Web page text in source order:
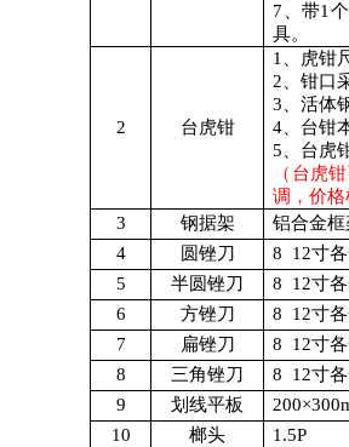
7 、带1
具。
2 台虎钳
1、虎钳
2、钳口
3、活体
4、台钳
5、台虎
（台虎
调，价
3
钢据架 铝合金
4
圆锉刀 8 12寸
5
半圆锉刀 8 12寸
6
方锉刀 8 12寸
7
扁锉刀 8 12寸
8
三角锉刀 8 12寸
9
划线平板
10
榔头
1.5P